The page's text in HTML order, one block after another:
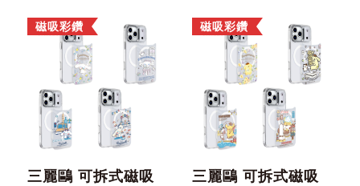
磁吸彩鑽
三麗鷗 可拆式磁吸
磁吸彩鑽
三麗鷗 可拆式磁吸